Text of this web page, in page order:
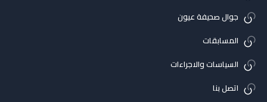
جوال صحيفة عيون
المسابقات
السياسات والاجراءات
اتصل بنا